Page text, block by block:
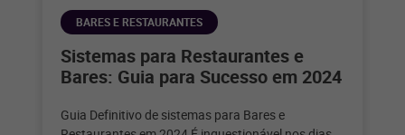
BARES E RESTAURANTES
Sistemas para Restaurantes e
Bares: Guia para Sucesso em 2024
Guia Definitivo de sistemas para Bares e